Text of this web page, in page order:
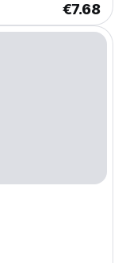
€7.68